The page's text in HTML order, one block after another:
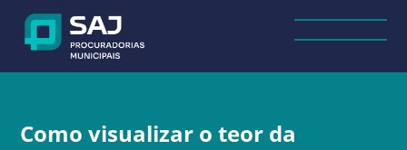
Como visualizar o teor da